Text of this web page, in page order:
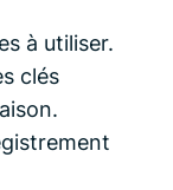
à utiliser.
clés